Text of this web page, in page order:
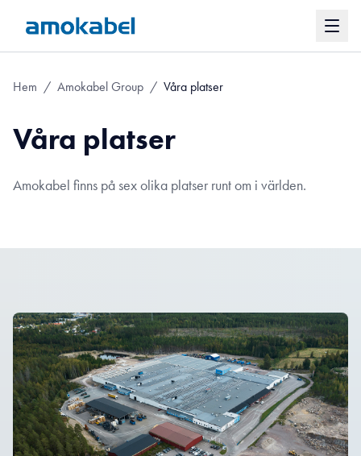
Hem / Amokabel Group / Våra platser
Våra platser
Amokabel finns på sex olika platser runt om i världen.